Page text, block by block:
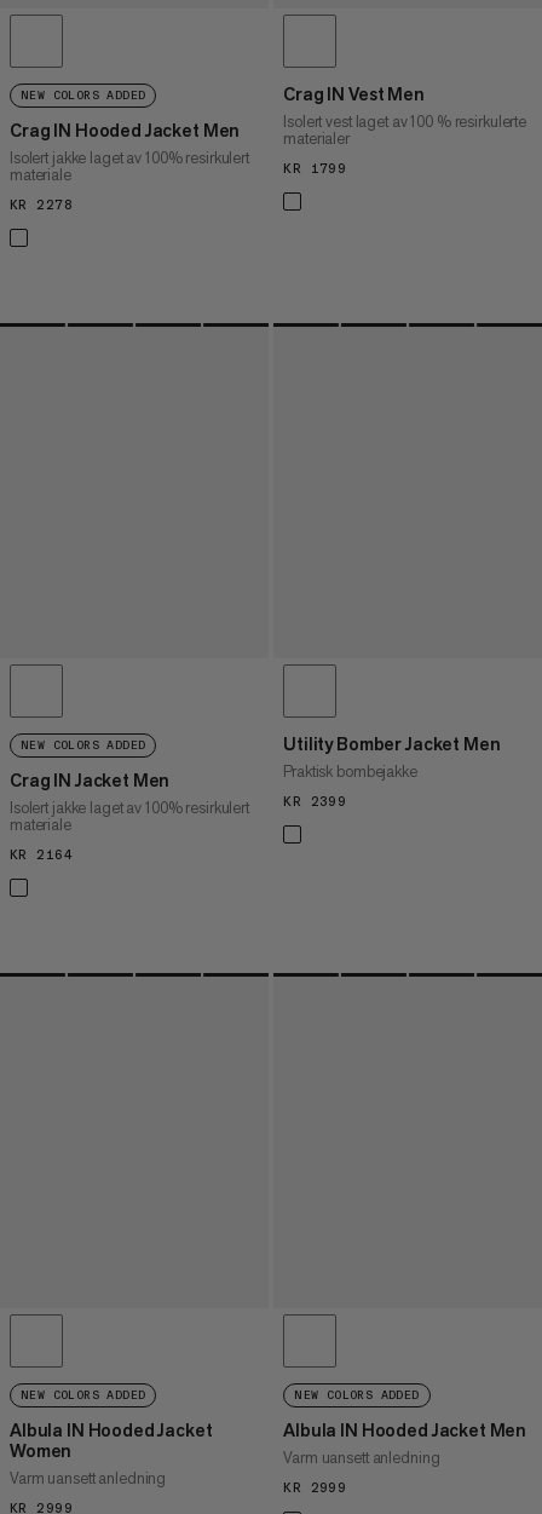
NEW COLORS ADDED
Crag IN Hooded Jacket Men
Isolert jakke laget av 100% resirkulert
materiale
KR 2278
Crag IN Vest Men
Isolert vest laget av 100 % resirkulerte
materialer
KR 1799
NEW COLORS ADDED
Crag IN Jacket Men
Isolert jakke laget av 100% resirkulert
materiale
KR 2164
Utility Bomber Jacket Men
Praktisk bombejakke
KR 2399
NEW COLORS ADDED
Albula IN Hooded Jacket
Women
Varm uansett anledning
KR 2999
NEW COLORS ADDED
Albula IN Hooded Jacket Men
Varm uansett anledning
KR 2999